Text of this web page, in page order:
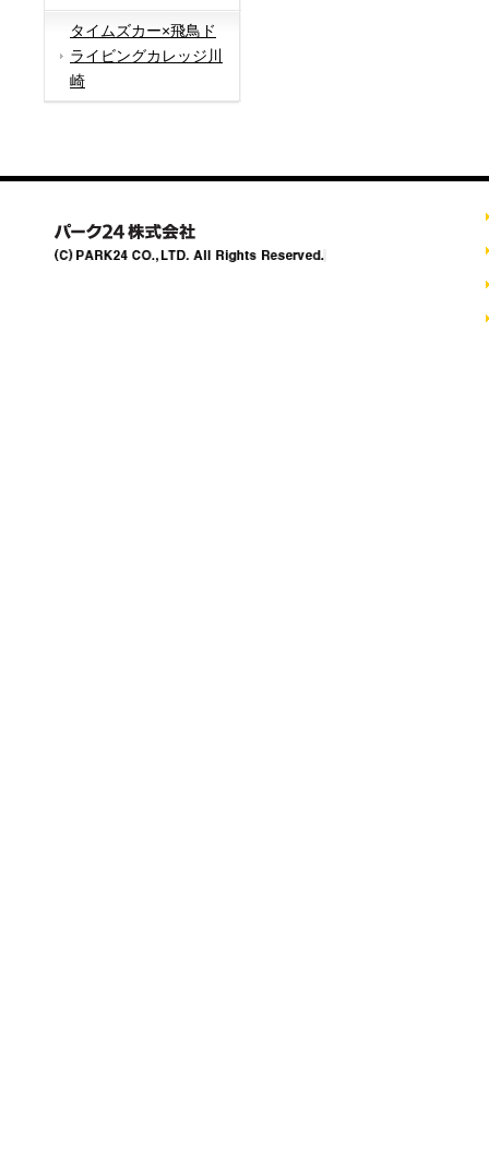
タイムズカー×飛鳥ド
ライビングカレッジ川
崎